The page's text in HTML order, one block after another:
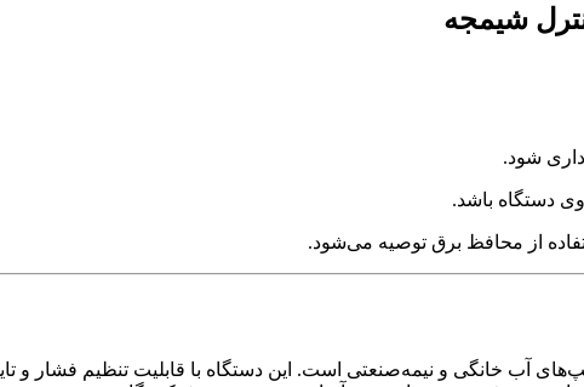
شیمجه
شود.
دستگاه باشد.
از محافظ برق توصیه می‌شود.
آب خانگی و نیمه‌صنعتی است. این دستگاه با قابلیت تنظیم فشار و